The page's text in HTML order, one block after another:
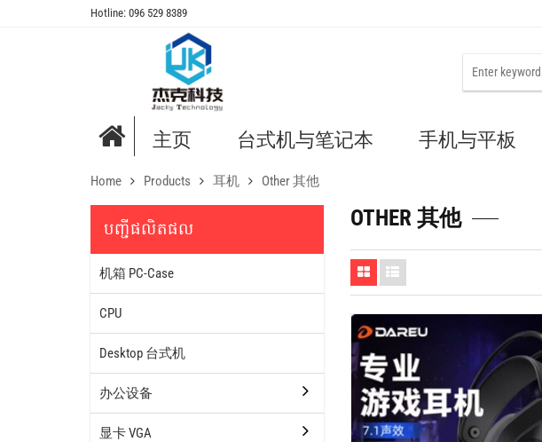
Hotline: 096 529 8389
主页 台式机与笔记本 手机与平板
Home Products 耳机 Other 其他
បញ្ជីផលិតផល
机箱 PC-Case
CPU
Desktop 台式机
办公设备
显卡 VGA
OTHER 其他